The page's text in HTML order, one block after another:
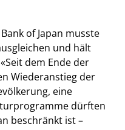
of Japan musste
und hält
dem Ende der
Wiederanstieg der
eine
dürften
beschränkt ist –